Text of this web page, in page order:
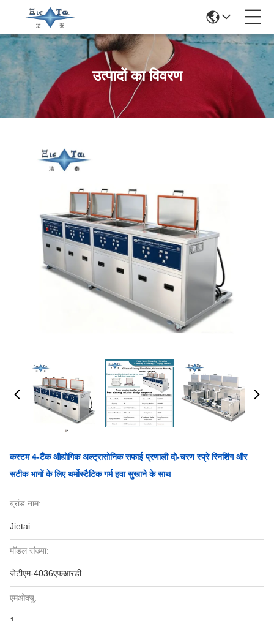
उत्पादों का विवरण
कस्टम 4-टैंक औद्योगिक अल्ट्रासोनिक सफाई प्रणाली दो-चरण स्प्रे रिनशिंग और
सटीक भागों के लिए थर्मोस्टैटिक गर्म हवा सुखाने के साथ
ब्रांड नाम:
Jietai
मॉडल संख्या:
जेटीएम-4036एफआरडी
एमओक्यू: